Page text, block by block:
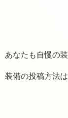
あなたも自慢の
装備の投稿方法は